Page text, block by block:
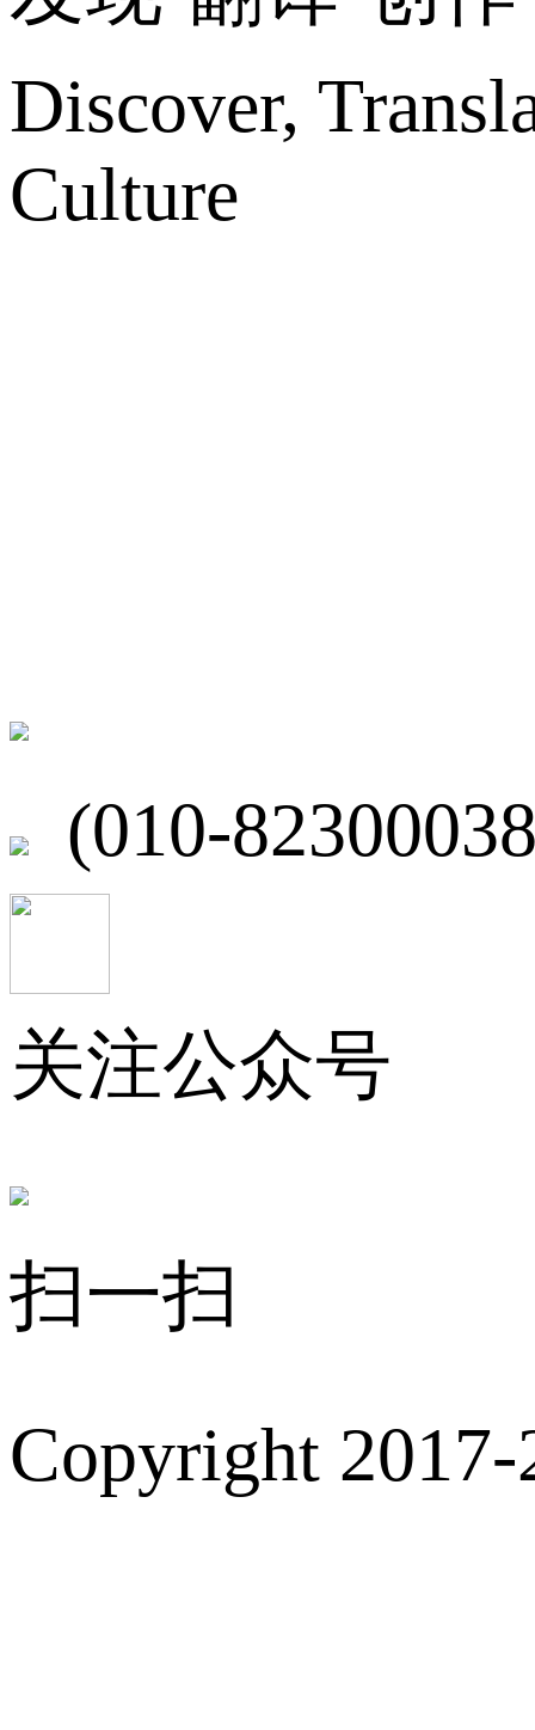
Discover,
Culture
(010-
关注公众号
扫一扫
Copyright